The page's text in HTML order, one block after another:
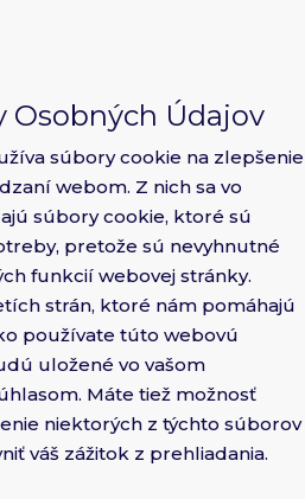
Osobných Údajov
súbory cookie na zlepšenie
webom. Z nich sa vo
súbory cookie, ktoré sú
pretože sú nevyhnutné
funkcií webovej stránky.
strán, ktoré nám pomáhajú
používate túto webovú
uložené vo vašom
Máte tiež možnosť
niektorých z týchto súborov
váš zážitok z prehliadania.